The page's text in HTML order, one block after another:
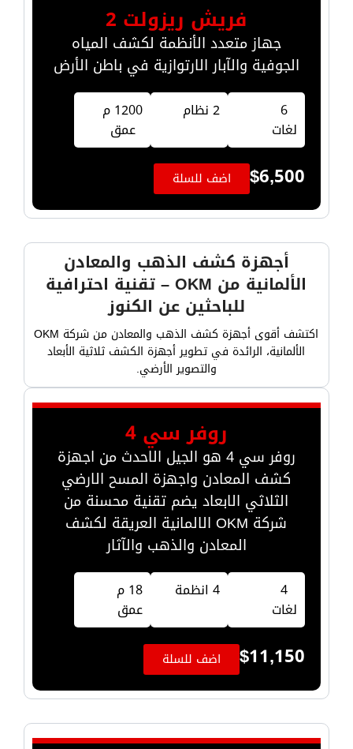
فريش ريزولت 2
جهاز متعدد الأنظمة لكشف المياه
الجوفية والآبار الارتوازية في باطن الأرض
6
لغات
2 نظام
1200 م
عمق
$6,500 اضف للسلة
أجهزة كشف الذهب والمعادن
الألمانية من OKM – تقنية احترافية
للباحثين عن الكنوز
اكتشف أقوى أجهزة كشف الذهب والمعادن من شركة OKM
الألمانية، الرائدة في تطوير أجهزة الكشف ثلاثية الأبعاد
والتصوير الأرضي.
روفر سي 4
روفر سي 4 هو الجيل الاحدث من اجهزة
كشف المعادن واجهزة المسح الارضي
الثلاثي الابعاد يضم تقنية محسنة من
شركة OKM الالمانية العريقة لكشف
المعادن والذهب والآثار
4
لغات
4 انظمة
18 م
عمق
$11,150 اضف للسلة